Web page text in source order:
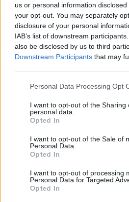
us or personal information
your opt-out. You may separately
disclosure of your personal
IAB’s list of downstream
also be disclosed by us to third
Downstream Participants that may
Personal Data Processing Opt
I want to opt-out of the Sharing
personal data.
Opted In
I want to opt-out of the Sale of
Personal Data.
Opted In
I want to opt-out of processing
Personal Data for Targeted
Opted In
Boards Of
Canada
Εισάγετε μέρος του τίτλου.
Οι Boards of Canada
θεωρίες για νέο
μυστηριώδεις VHS
Boards of Canada: